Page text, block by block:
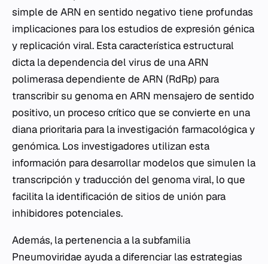
simple de ARN en sentido negativo tiene profundas
implicaciones para los estudios de expresión génica
y replicación viral. Esta característica estructural
dicta la dependencia del virus de una ARN
polimerasa dependiente de ARN (RdRp) para
transcribir su genoma en ARN mensajero de sentido
positivo, un proceso crítico que se convierte en una
diana prioritaria para la investigación farmacológica y
genómica. Los investigadores utilizan esta
información para desarrollar modelos que simulen la
transcripción y traducción del genoma viral, lo que
facilita la identificación de sitios de unión para
inhibidores potenciales.
Además, la pertenencia a la subfamilia
Pneumoviridae ayuda a diferenciar las estrategias